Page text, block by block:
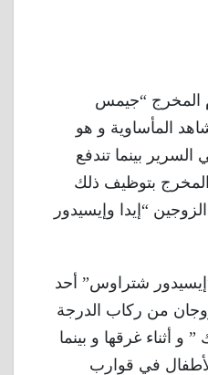
المخرج “جيمس
المأساوية و هو
بينما تندفع
المخرج بتوظيف ذلك
“إيدا وإيسيدور
شتراوس” أحد
من ركاب الدرجة
و أثناء غرقها و بينما
في قوارب